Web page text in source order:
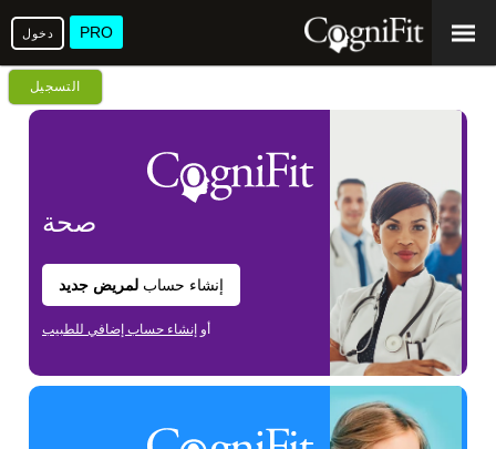
PRO دخول
التسجيل
صحة
إنشاء حسابلمريض جديد
أو إنشاء حساب إضافي للطبيب